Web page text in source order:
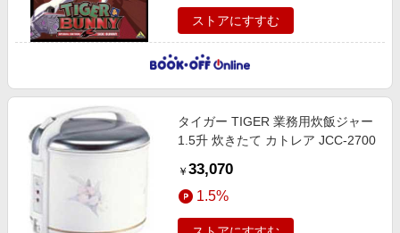
ストアにすすむ
タイガー TIGER 業務用炊飯ジャー
1.5升 炊きたて カトレア JCC-2700
￥ 33,070
1.5%